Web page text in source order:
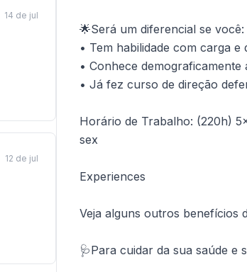
14 de jul
12 de jul
🌟Será um diferencial se você:
• Tem habilidade com carga e
• Conhece demograficamente
• Já fez curso de direção
Horário de Trabalho: (220h)
sex
Experiences
Veja alguns outros benefícios
🩺Para cuidar da sua saúde e